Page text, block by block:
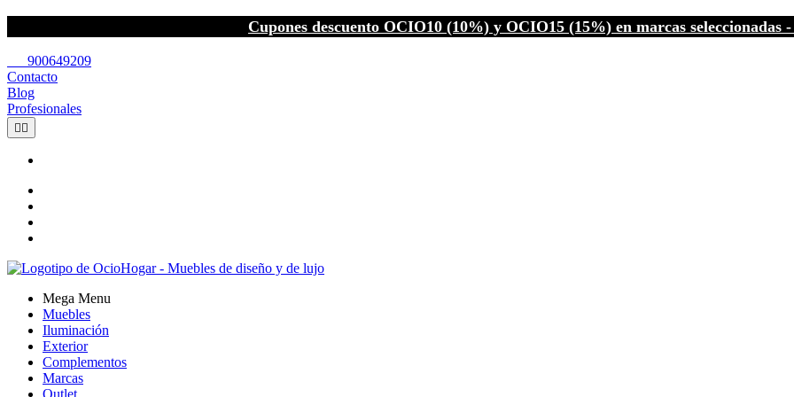
Cupones descuento OCIO10 (10%) y OCIO15 (15%) en marcas seleccionadas
900649209
Contacto
Blog
Profesionales
 
Mega Menu
Muebles
Iluminación
Exterior
Complementos
Marcas
Outlet